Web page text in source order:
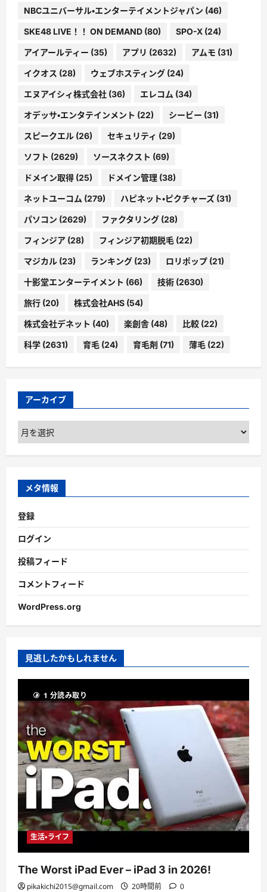
NBCユニバーサル・エンターテイメントジャパン (46)
SKE48 LIVE！！ ON DEMAND (80) SPO-X (24)
アイアールティー (35) アプリ (2632) アムモ (31)
イクオス (28) ウェブホスティング (24)
エヌアイシィ株式会社 (36) エレコム (34)
オデッサ・エンタテインメント (22) シービー (31)
スピークエル (26) セキュリティ (29)
ソフト (2629) ソースネクスト (69)
ドメイン取得 (25) ドメイン管理 (38)
ネットユーコム (279) ハピネット・ピクチャーズ (31)
パソコン (2629) ファクタリング (28)
フィンジア (28) フィンジア初期脱毛 (22)
マジカル (23) ランキング (23) ロリポップ (21)
十影堂エンターテイメント (66) 技術 (2630)
旅行 (20) 株式会社AHS (54)
株式会社デネット (40) 楽創舎 (48) 比較 (22)
科学 (2631) 育毛 (24) 育毛剤 (71) 薄毛 (22)
アーカイブ
ア
ー
カ
ブ
メタ情報
登録
ログイン
投稿フィード
コメントフィード
WordPress.org
見逃したかもしれません
1 分読み取り
生活・ライフ
The Worst iPad Ever – iPad 3 in 2026!
pikakichi2015@gmail.com 20時間前 0